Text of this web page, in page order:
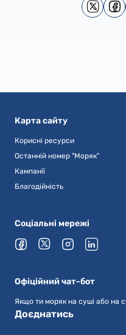
Карта сайту
Корисні ресурси
Останній номер "Моряк"
Кампанії
Благодійність
Соціальні мережі
Офіційний чат-бот
Якщо ти моряк на суші або на
Доєднатись